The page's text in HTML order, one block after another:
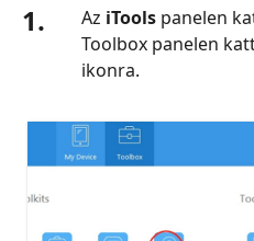
1. Az iTools panelen
Toolbox panelen
ikonra.